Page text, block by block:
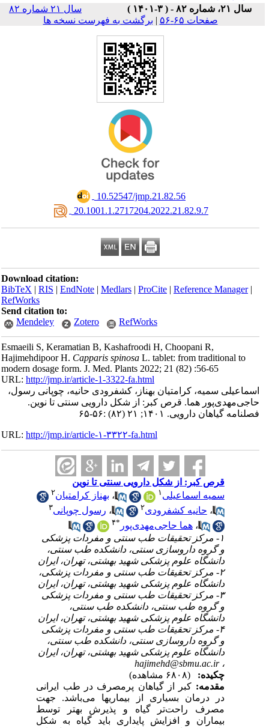
سال ۲۱، شماره ۸۲ - ( ۳-۱۴۰۱ )
سال ۲۱ شماره ۸۲
صفحات ۶۵-۵۶
|برگشت به فهرست نسخه ها
‎ 10.52547/jmp.21.82.56
‎ 20.1001.1.2717204.2022.21.82.9.7
Download citation:
BibTeX|RIS|EndNote|Medlars|ProCite|Reference Manager
RefWorks
Send citation to:
Mendeley
Zotero RefWorks
Esmaeili S, Keramatian B, Kashafroodi H, Choopani R,
Hajimehdipoor H.Capparis spinosaL. tablet: from traditional to
modern dosage form. J. Med. Plants 2022; 21 (82) :56-65
URL:http://jmp.ir/article-1-3322-fa.html
سمیه، کرامتیان بهناز، کشفرودی حانیه، چوپانی رسول،
هما. قرص کبر: از شکل دارویی سنتی تا نوین.
گياهان دارویی. ۱۴۰۱; ۲۱ (۸۲) :۵۶-۶۵
URL:http://jmp.ir/article-۱-۳۳۲۲-fa.html
قرص کبر: از شکل دارویی سنتی تا نوین
سمیه اسماعیلی ۱ ،بهناز کرامتیان۲
،حانیه کشفرودی ،رسول چوپانی ۳
،هما حاجی‌مهدی‌پور
۱- مرکز تحقیقات طب سنتی و مفردات پزشکی
و گروه داروسازی سنتی، دانشکده طب سنتی،
دانشگاه علوم پزشکی شهید بهشتی، تهران، ایران
۲- مرکز تحقیقات طب سنتی و مفردات پزشکی،
دانشگاه علوم پزشکی شهید بهشتی، تهران، ایران
۳- مرکز تحقیقات طب سنتی و مفردات پزشکی
و گروه طب سنتی، دانشکده طب سنتی،
دانشگاه علوم پزشکی شهید بهشتی، تهران، ایران
۴- مرکز تحقیقات طب سنتی و مفردات پزشکی
و گروه داروسازی سنتی، دانشکده طب سنتی،
دانشگاه علوم پزشکی شهید بهشتی، تهران، ایران
hajimehd@sbmu.ac.ir
چکیده:
(۶۸۰۸ مشاهده)
مقدمه:کبر از گیاهان پرمصرف در طب ایرانی
در درمان بسیاری از بیماریها می‌باشد. جهت
مصرف راحت‌تر گیاه و پذیرش بهتر توسط
بیماران و افزایش پایداری باید گیاه به شکل